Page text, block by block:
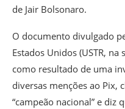
de Jair Bolsonaro.
O documento divulgado
Estados Unidos (USTR,
como resultado de uma
diversas menções ao Pix,
“campeão nacional” e diz